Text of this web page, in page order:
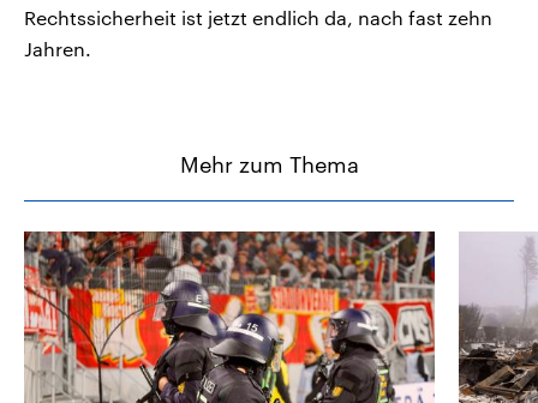
Rechtssicherheit ist jetzt endlich da, nach fast zehn
Jahren.
Mehr zum Thema